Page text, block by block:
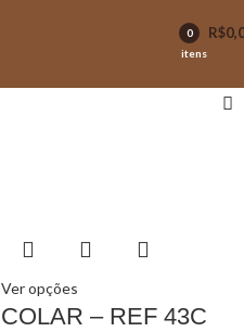
0
itens
R$
Ver opções
COLAR – REF 43C